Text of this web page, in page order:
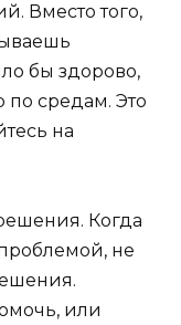
Вместо того,
бы здорово,
по средам. Это
на
Когда
не
или